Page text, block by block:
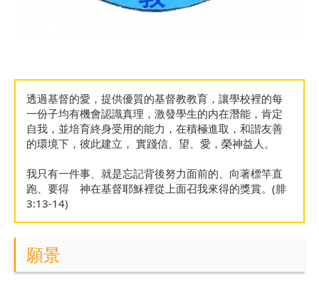
透過基督的愛，提供優質的基督教教育，讓學校裡的每
一份子均有機會認識真理，激發學生的内在潛能，肯定
自我，並培育終身受用的能力，在積極進取，和諧友善
的環境下，彼此建立， 實踐信、望、愛，榮神益人。
我只有一件事、就是忘記背後努力面前的、向著標竿直
跑、要得 神在基督耶穌裡從上面召我來得的獎賞。(腓
3:13-14)
願景